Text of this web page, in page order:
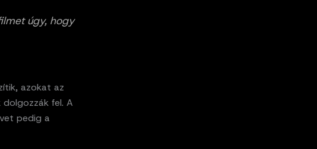
úgy, hogy
azokat az
fel. A
pedig a